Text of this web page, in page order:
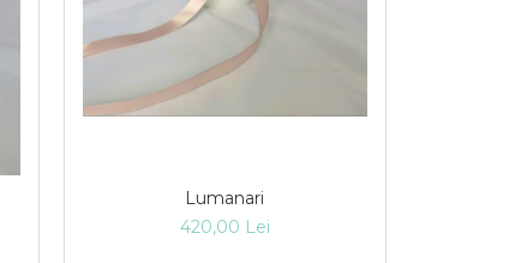
Lumanari
420,00 Lei